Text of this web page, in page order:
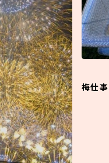
梅仕事